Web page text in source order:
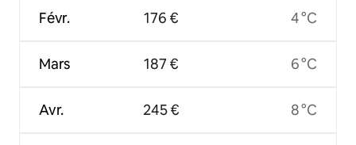
Févr.
Mars
Avr.
176 €
187 €
245 €
4 °C
6 °C
8 °C